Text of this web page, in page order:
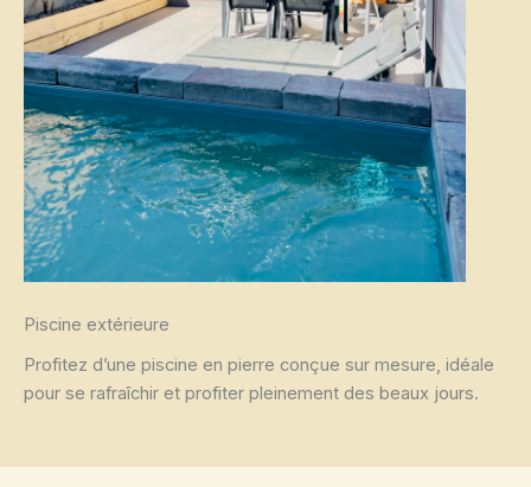
Piscine extérieure
Profitez d’une piscine en pierre conçue sur mesure, idéale
pour se rafraîchir et profiter pleinement des beaux jours.